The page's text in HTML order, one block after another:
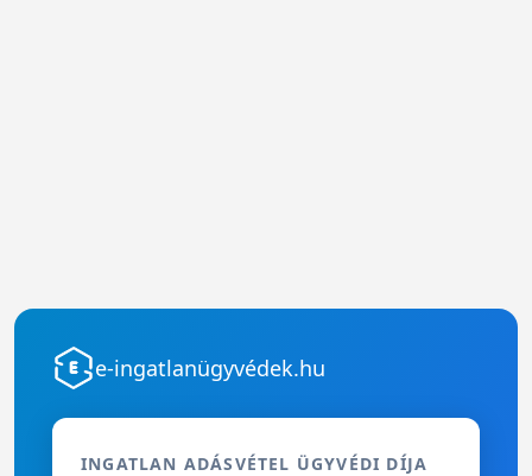
e-ingatlanügyvédek.hu
INGATLAN ADÁSVÉTEL ÜGYVÉDI DÍJA